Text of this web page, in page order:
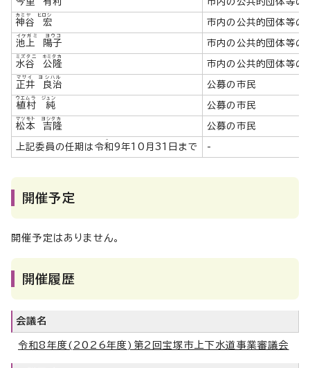
神谷 宏
カミヤ ヒロシ
市内の公共的団体等の
池上 陽子
イケガミ ヨウコ
市内の公共的団体等の
水谷 公隆
ミズタニ キミタカ
市内の公共的団体等の
正井 良治
マサイ ヨシハル
公募の市民
植村 純
ウエムラ ジュン
公募の市民
松本 吉隆
マツモト ヨシタカ
公募の市民
上記委員の任期は令和9年10月31日まで
-
-
開催予定
開催予定はありません。
開催履歴
会議名
令和8年度(2026年度)第2回宝塚市上下水道事業審議会